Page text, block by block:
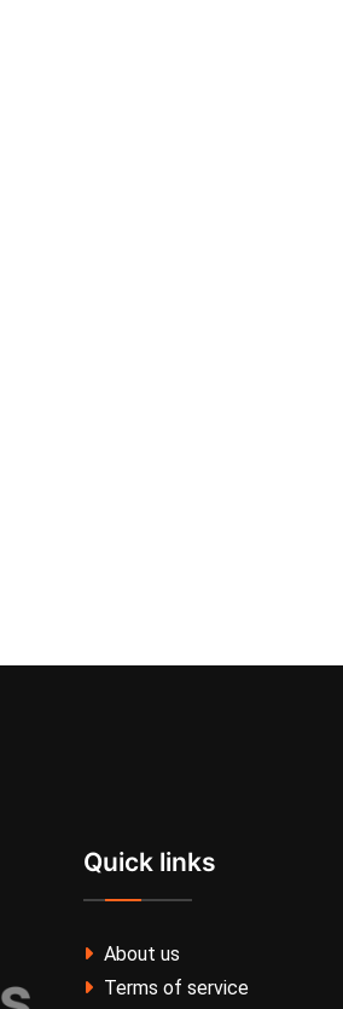
Quick links
About us
Terms of service